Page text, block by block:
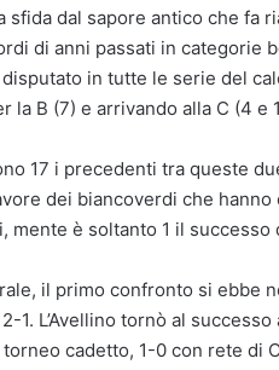
sfida dal sapore antico che fa
di anni passati in categorie
in tutte le serie del
la B (7) e arrivando alla C (4 e
17 i precedenti tra queste
dei biancoverdi che
mente è soltanto 1 il successo
il primo confronto si ebbe
1. L’Avellino tornò al
cadetto, 1-0 con rete di